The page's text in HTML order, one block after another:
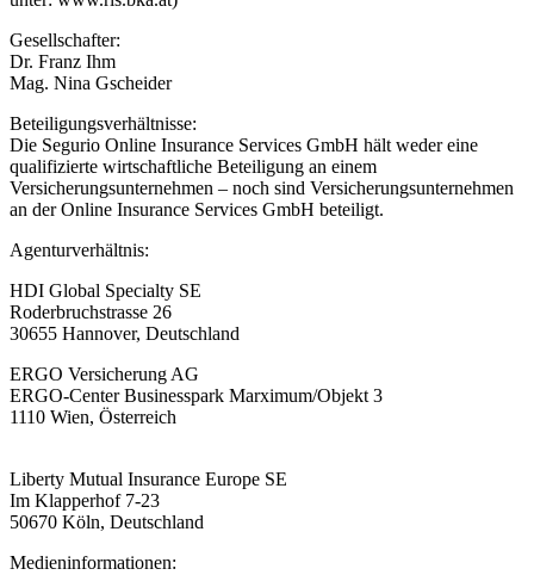
Gesellschafter:
Dr. Franz Ihm
Mag. Nina Gscheider
Beteiligungsverhältnisse:
Die Segurio Online Insurance Services GmbH hält weder eine
qualifizierte wirtschaftliche Beteiligung an einem
Versicherungsunternehmen – noch sind Versicherungsunternehmen
an der Online Insurance Services GmbH beteiligt.
Agenturverhältnis:
HDI Global Specialty SE
Roderbruchstrasse 26
30655 Hannover, Deutschland
ERGO Versicherung AG
ERGO-Center Businesspark Marximum/Objekt 3
1110 Wien, Österreich
Liberty Mutual Insurance Europe SE
Im Klapperhof 7-23
50670 Köln, Deutschland
Medieninformationen: